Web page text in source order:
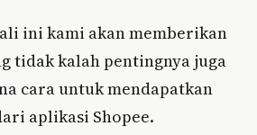
ini kami akan memberikan
tidak kalah pentingnya juga
cara untuk mendapatkan
aplikasi Shopee.